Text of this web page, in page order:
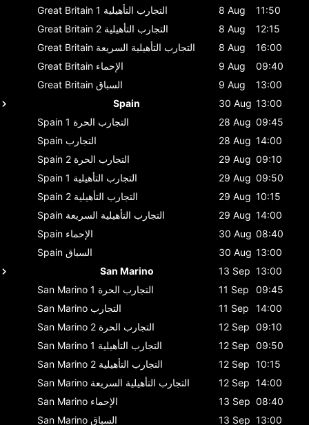
Great Britain
التجارب التأهيلية 1 8 Aug
11:50
Great Britain
التجارب التأهيلية 2 8 Aug
12:15
Great Britain التجارب التأهيلية السريعة 8 Aug
16:00
Great Britain الإحماء 9 Aug
09:40
Great Britain السباق 9 Aug
13:00
Spain
30 Aug 13:00
Spain
التجارب الحرة 1 28 Aug 09:45
Spain التجارب 28 Aug 14:00
Spain
التجارب الحرة 2 29 Aug 09:10
Spain
التجارب التأهيلية 1 29 Aug 09:50
Spain
التجارب التأهيلية 2 29 Aug 10:15
Spain التجارب التأهيلية السريعة 29 Aug 14:00
Spain الإحماء 30 Aug 08:40
Spain السباق 30 Aug 13:00
San Marino
13 Sep 13:00
San Marino
التجارب الحرة 1 11 Sep
09:45
San Marino التجارب 11 Sep
14:00
San Marino
التجارب الحرة 2 12 Sep 09:10
San Marino
التجارب التأهيلية 1 12 Sep 09:50
San Marino
التجارب التأهيلية 2 12 Sep 10:15
San Marino التجارب التأهيلية السريعة 12 Sep 14:00
San Marino الإحماء 13 Sep 08:40
San Marino السباق 13 Sep 13:00